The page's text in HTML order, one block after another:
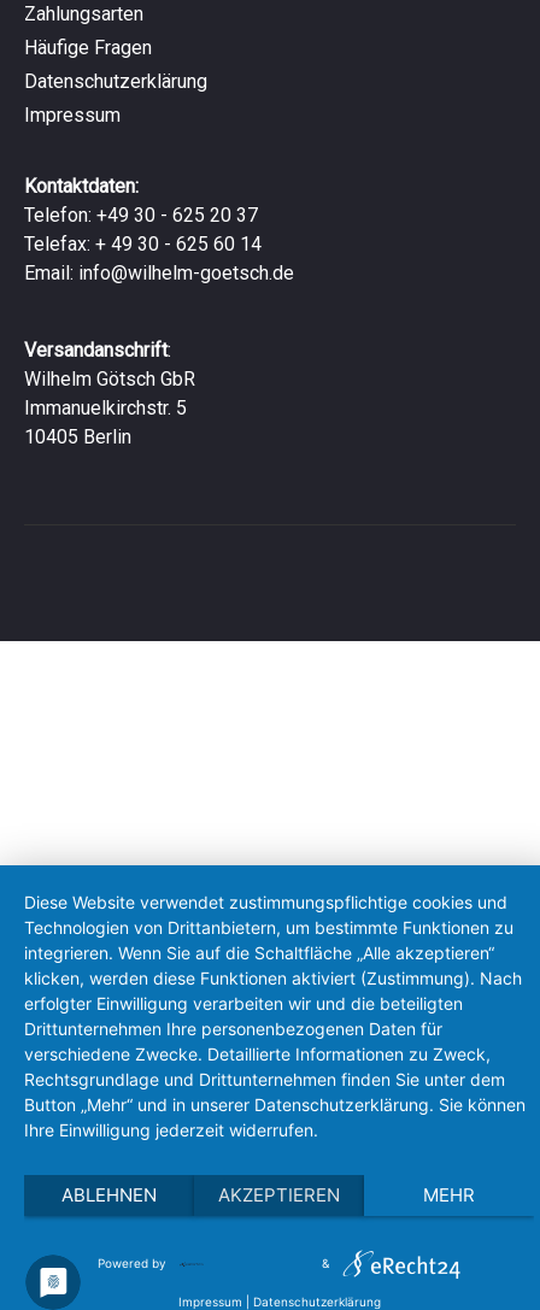
Zahlungsarten
Häufige Fragen
Datenschutzerklärung
Impressum
Kontaktdaten:
Telefon: +49 30 - 625 20 37
Telefax: + 49 30 - 625 60 14
Email: info@wilhelm-goetsch.de
Versandanschrift:
Wilhelm Götsch GbR
Immanuelkirchstr. 5
10405 Berlin
Diese Website verwendet zustimmungspflichtige cookies und
Technologien von Drittanbietern, um bestimmte Funktionen zu
integrieren. Wenn Sie auf die Schaltfläche „Alle akzeptieren“
klicken, werden diese Funktionen aktiviert (Zustimmung). Nach
erfolgter Einwilligung verarbeiten wir und die beteiligten
Drittunternehmen Ihre personenbezogenen Daten für
verschiedene Zwecke. Detaillierte Informationen zu Zweck,
Rechtsgrundlage und Drittunternehmen finden Sie unter dem
Button „Mehr“ und in unserer Datenschutzerklärung. Sie können
Ihre Einwilligung jederzeit widerrufen.
ABLEHNEN AKZEPTIEREN MEHR
Powered by &
Impressum Datenschutzerklärung